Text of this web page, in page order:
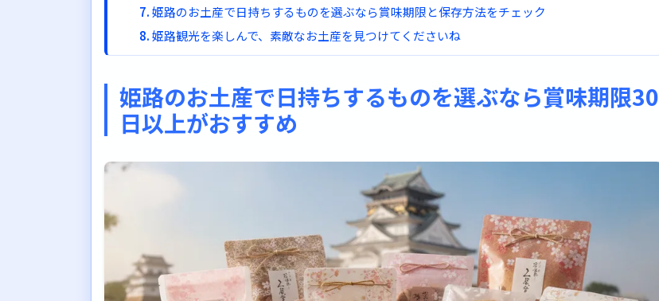
姫路のお土産で日持ちするものを選ぶなら賞味期限と保存方法をチェック
姫路観光を楽しんで、素敵なお土産を見つけてくださいね
姫路のお土産で日持ちするものを選ぶなら賞味期限30
日以上がおすすめ